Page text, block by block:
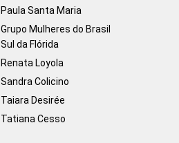
Paula Santa Maria
Grupo Mulheres do Brasil
Sul da Flórida
Renata Loyola
Sandra Colicino
Taiara Desirée
Tatiana Cesso